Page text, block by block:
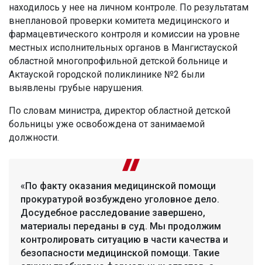
находилось у нее на личном контроле. По результатам
внеплановой проверки комитета медицинского и
фармацевтического контроля и комиссии на уровне
местных исполнительных органов в Мангистауской
областной многопрофильной детской больнице и
Актауской городской поликлинике №2 были
выявлены грубые нарушения.
По словам министра, директор областной детской
больницы уже освобождена от занимаемой
должности.
«По факту оказания медицинской помощи
прокуратурой возбуждено уголовное дело.
Досудебное расследование завершено,
материалы переданы в суд. Мы продолжим
контролировать ситуацию в части качества и
безопасности медицинской помощи. Такие